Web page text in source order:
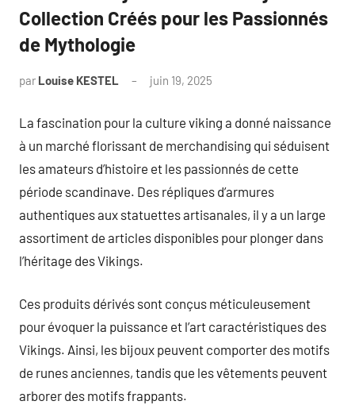
Collection Créés pour les Passionnés
de Mythologie
par Louise KESTEL juin 19, 2025
La fascination pour la culture viking a donné naissance
à un marché florissant de merchandising qui séduisent
les amateurs d’histoire et les passionnés de cette
période scandinave. Des répliques d’armures
authentiques aux statuettes artisanales, il y a un large
assortiment de articles disponibles pour plonger dans
l’héritage des Vikings.
Ces produits dérivés sont conçus méticuleusement
pour évoquer la puissance et l’art caractéristiques des
Vikings. Ainsi, les bijoux peuvent comporter des motifs
de runes anciennes, tandis que les vêtements peuvent
arborer des motifs frappants.